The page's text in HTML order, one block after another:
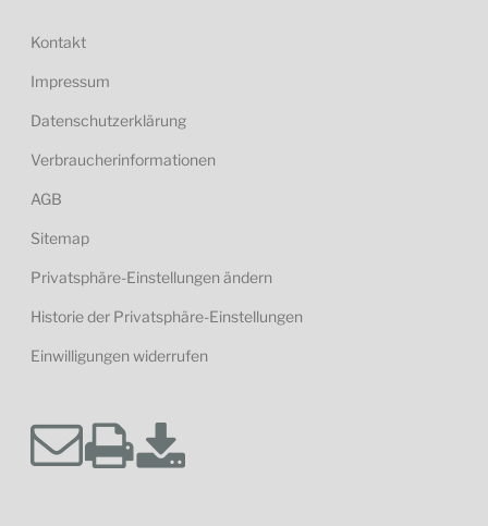
Kontakt
Impressum
Datenschutzerklärung
Verbraucherinformationen
AGB
Sitemap
Privatsphäre-Einstellungen ändern
Historie der Privatsphäre-Einstellungen
Einwilligungen widerrufen